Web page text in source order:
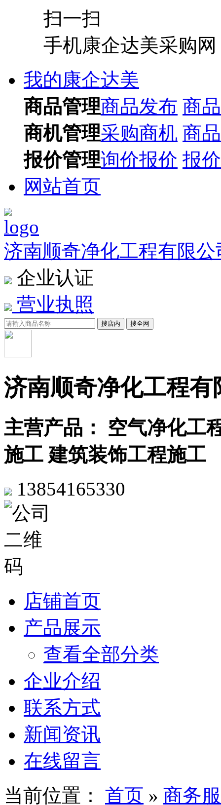
扫一扫
手机康企达美采购网
我的康企达美
商品管理商品发布 商
商机管理采购商机 商
报价管理询价报价 报
网站首页
济南顺奇净化工程有限公
企业认证
营业执照
搜店内 搜全网
济南顺奇净化工程有
主营产品： 空气净化工
施工 建筑装饰工程施工
13854165330
店铺首页
产品展示
查看全部分类
企业介绍
联系方式
新闻资讯
在线留言
当前位置： 首页 » 商务